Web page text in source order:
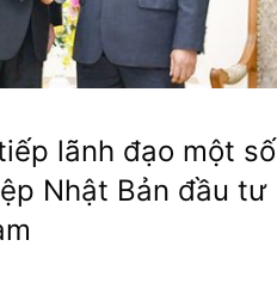
lãnh đạo một số
Nhật Bản đầu tư